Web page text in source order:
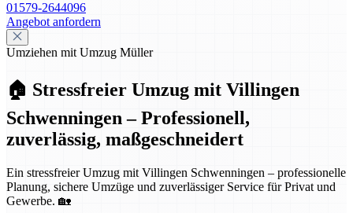
01579-2644096
Angebot anfordern
Umziehen mit Umzug Müller
🏠 Stressfreier Umzug mit Villingen
Schwenningen – Professionell,
zuverlässig, maßgeschneidert
Ein stressfreier Umzug mit Villingen Schwenningen – professionelle
Planung, sichere Umzüge und zuverlässiger Service für Privat und
Gewerbe. 🏡